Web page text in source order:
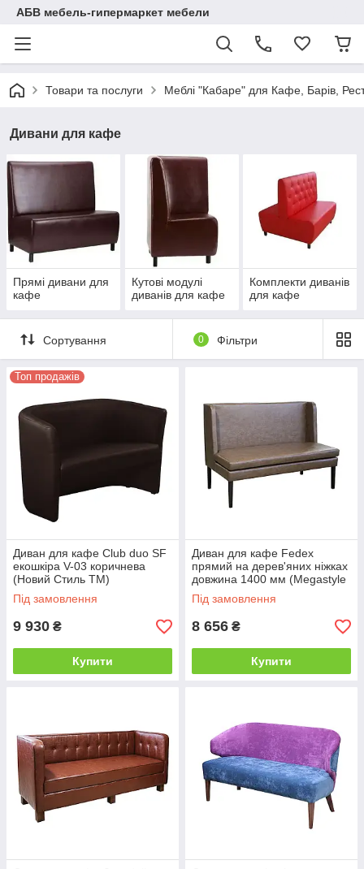
АБВ мебель-гипермаркет мебели
Товари та послуги Меблі "Кабаре" для Кафе, Барів,
Дивани для кафе
Прямі дивани для
кафе
Кутові модулі
диванів для кафе
Комплекти диванів
для кафе
Сортування 0 Фільтри
Топ продажів
Диван для кафе Club duo SF
екошкіра V-03 коричнева
(Новий Стиль ТМ)
Під замовлення
9 930 ₴
Купити
Диван для кафе Fedex
прямий на дерев'яних ніжках
довжина 1400 мм (Megastyle
ТМ)
Під замовлення
8 656 ₴
Купити